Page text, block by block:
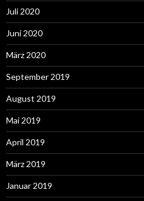
Juli 2020
Juni 2020
März 2020
September 2019
August 2019
Mai 2019
April 2019
März 2019
Januar 2019